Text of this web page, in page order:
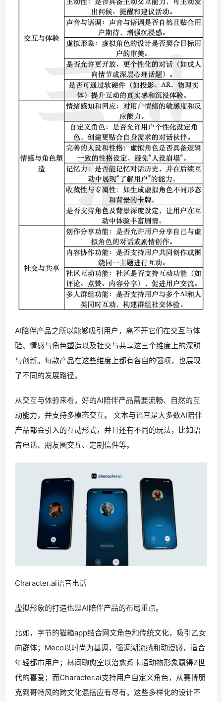
AI陪伴产品之所以能够吸引用户，离不开它们在交互与体
验、情感与角色塑造以及社交与共享这三个维度上的深耕
与创新。每款产品在这些维度上都有各自的强项，也展现
了不同的发展路径。
从交互与体验来看，好的AI陪伴产品需要流畅、自然的互
动能力，并支持多模态交互。 文本与语音是大多数AI陪伴
产品都会引入的互动形式，并且还有不同的玩法，比如语
音电话、朋友圈交互、定制信件等。
Character.ai语音电话
虚拟形象的打造也是AI陪伴产品的布局重点。
比如，字节的猫箱app结合网文角色和传统文化，吸引乙女
向群体；Meco以时尚为基调，强调潮流感和动漫感，适合
年轻都市用户；林间聊愈室以治愈系卡通动物形象赢得Z世
代的喜爱；而Character.ai支持用户自定义角色，从赛博朋
克到哥特风的跨文化混搭应有尽有。这些多样化的设计不